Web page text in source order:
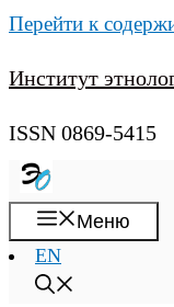
Перейти к
Институт
ISSN 0869-5415
Меню
EN